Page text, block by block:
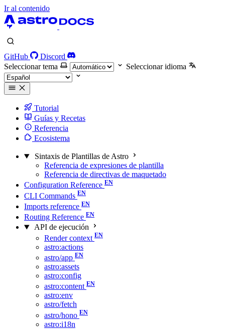
Ir al contenido
GitHub
Discord
Seleccionar tema
Seleccionar idioma
Tutorial
Guías y Recetas
Referencia
Ecosistema
Sintaxis de Plantillas de Astro
Referencia de expresiones de plantilla
Referencia de directivas de maquetado
Configuration Reference
CLI Commands
Imports reference
Routing Reference
API de ejecución
Render context
astro:actions
astro/app
astro:assets
astro:config
astro:content
astro:env
astro/fetch
astro/hono
astro:i18n